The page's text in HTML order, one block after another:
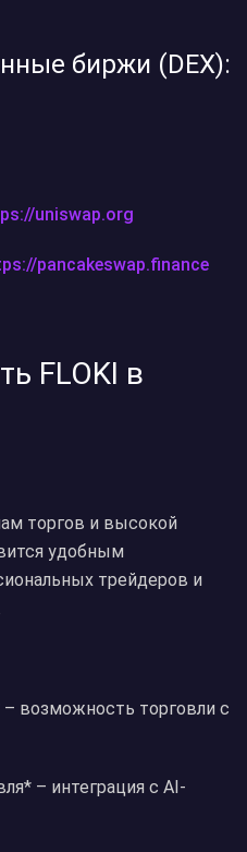
биржи (DEX):
uniswap.org
pancakeswap.finance
FLOKI в
торгов и высокой
удобным
трейдеров и
возможность торговли с
– интеграция с AI-